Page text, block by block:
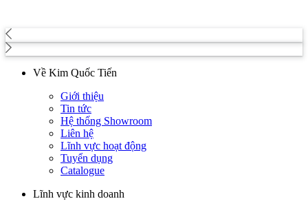
Về Kim Quốc Tiến
Giới thiệu
Tin tức
Hệ thống Showroom
Liên hệ
Lĩnh vực hoạt động
Tuyển dụng
Catalogue
Lĩnh vực kinh doanh